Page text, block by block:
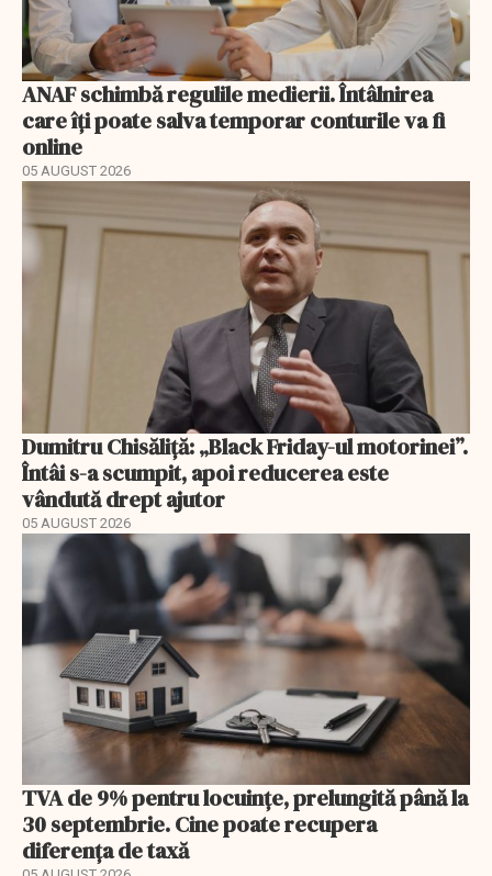
ANAF schimbă regulile medierii. Întâlnirea
care îți poate salva temporar conturile va fi
online
05 AUGUST 2026
Dumitru Chisăliță: „Black Friday-ul motorinei”.
Întâi s-a scumpit, apoi reducerea este
vândută drept ajutor
05 AUGUST 2026
TVA de 9% pentru locuințe, prelungită până la
30 septembrie. Cine poate recupera
diferența de taxă